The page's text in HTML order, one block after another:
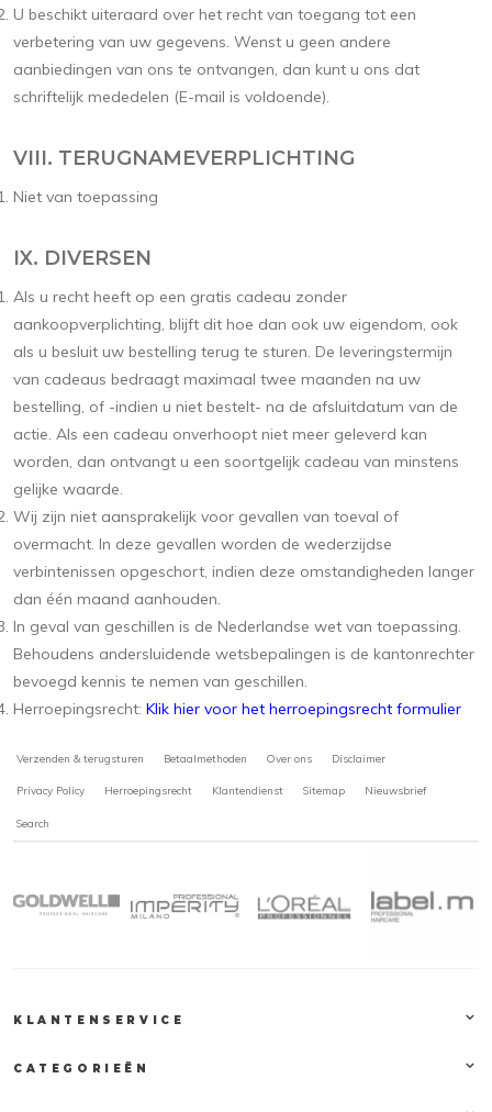
U beschikt uiteraard over het recht van toegang tot een
verbetering van uw gegevens. Wenst u geen andere
aanbiedingen van ons te ontvangen, dan kunt u ons dat
schriftelijk mededelen (E-mail is voldoende).
VIII. TERUGNAMEVERPLICHTING
Niet van toepassing
IX. DIVERSEN
Als u recht heeft op een gratis cadeau zonder
aankoopverplichting, blijft dit hoe dan ook uw eigendom, ook
als u besluit uw bestelling terug te sturen. De leveringstermijn
van cadeaus bedraagt maximaal twee maanden na uw
bestelling, of -indien u niet bestelt- na de afsluitdatum van de
actie. Als een cadeau onverhoopt niet meer geleverd kan
worden, dan ontvangt u een soortgelijk cadeau van minstens
gelijke waarde.
Wij zijn niet aansprakelijk voor gevallen van toeval of
overmacht. In deze gevallen worden de wederzijdse
verbintenissen opgeschort, indien deze omstandigheden langer
dan één maand aanhouden.
In geval van geschillen is de Nederlandse wet van toepassing.
Behoudens andersluidende wetsbepalingen is de kantonrechter
bevoegd kennis te nemen van geschillen.
Herroepingsrecht: Klik hier voor het herroepingsrecht formulier
Verzenden & terugsturen Betaalmethoden Over ons Disclaimer
Privacy Policy Herroepingsrecht Klantendienst Sitemap Nieuwsbrief
Search
KLANTENSERVICE
CATEGORIEËN